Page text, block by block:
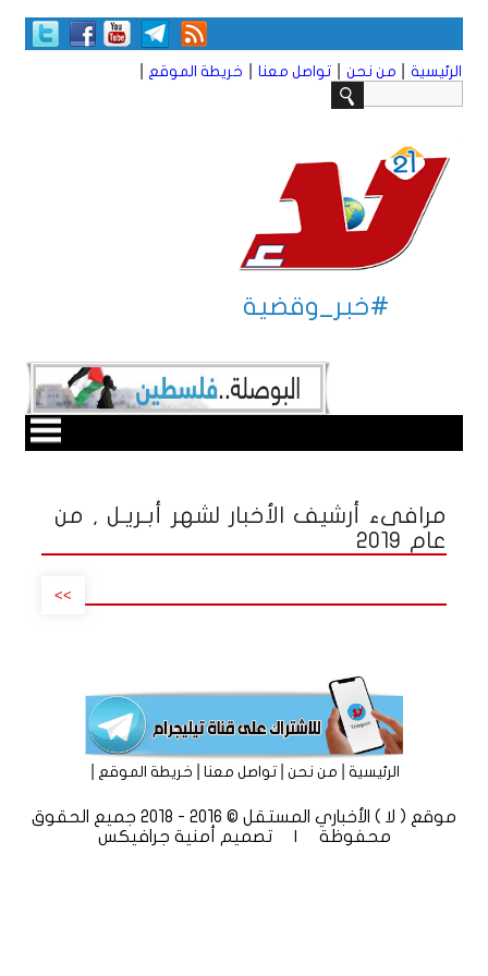
الرئيسية من نحن تواصل معنا خريطة الموقع
#خبر_وقضية
مرافىء أرشيف الأخبار لشهر أبـريـل , من
عام 2019
>>
الرئيسية|من نحن|تواصل معنا|خريطة الموقع
موقع ( لا ) الأخباري المستقل © 2016 - 2018 جميع الحقوق
محفوظة | تصميم
أمنية جرافيكس